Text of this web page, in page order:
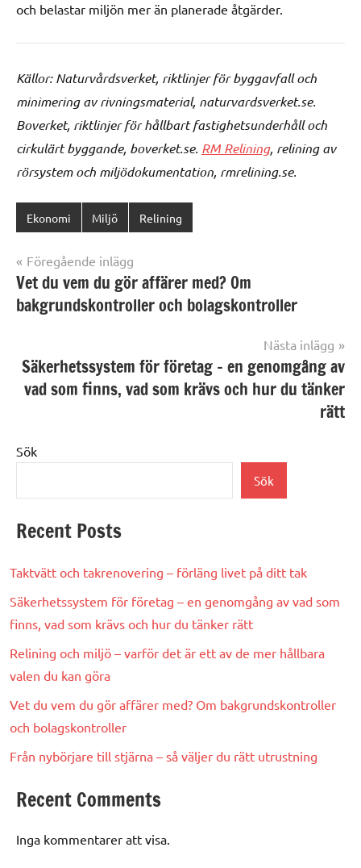
och belastar miljön mer än planerade åtgärder.
Källor: Naturvårdsverket, riktlinjer för byggavfall och
minimering av rivningsmaterial, naturvardsverket.se.
Boverket, riktlinjer för hållbart fastighetsunderhåll och
cirkulärt byggande, boverket.se. RM Relining, relining av
rörsystem och miljödokumentation, rmrelining.se.
Ekonomi Miljö Relining
Inläggsnavigering
Föregående inlägg
Vet du vem du gör affärer med? Om
bakgrundskontroller och bolagskontroller
Nästa inlägg
Säkerhetssystem för företag – en genomgång av
vad som finns, vad som krävs och hur du tänker
rätt
Sök
Sök
Recent Posts
Taktvätt och takrenovering – förläng livet på ditt tak
Säkerhetssystem för företag – en genomgång av vad som
finns, vad som krävs och hur du tänker rätt
Relining och miljö – varför det är ett av de mer hållbara
valen du kan göra
Vet du vem du gör affärer med? Om bakgrundskontroller
och bolagskontroller
Från nybörjare till stjärna – så väljer du rätt utrustning
Recent Comments
Inga kommentarer att visa.